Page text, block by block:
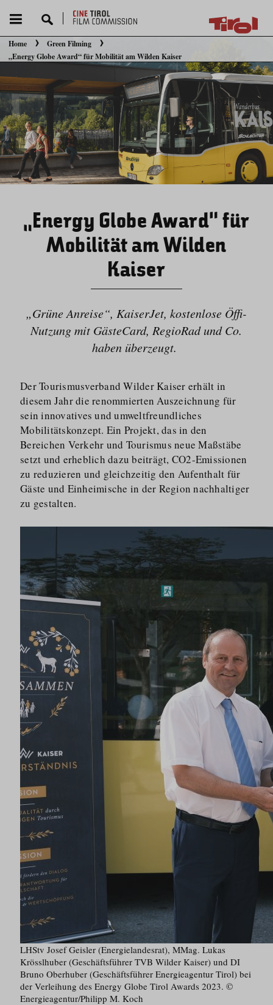
Sie befinden sich hier:
Home
Green Filming
„Energy Globe Award“ für Mobilität am Wilden Kaiser
„Energy Globe Award“ für
Mobilität am Wilden
Kaiser
„Grüne Anreise“, KaiserJet, kostenlose Öffi-
Nutzung mit GästeCard, RegioRad und Co.
haben überzeugt.
Der Tourismusverband Wilder Kaiser erhält in
diesem Jahr die renommierten Auszeichnung für
sein innovatives und umweltfreundliches
Mobilitätskonzept. Ein Projekt, das in den
Bereichen Verkehr und Tourismus neue Maßstäbe
setzt und erheblich dazu beiträgt, CO2-Emissionen
zu reduzieren und gleichzeitig den Aufenthalt für
Gäste und Einheimische in der Region nachhaltiger
zu gestalten.
LHStv Josef Geisler (Energielandesrat), MMag. Lukas
Krösslhuber (Geschäftsführer TVB Wilder Kaiser) und DI
Bruno Oberhuber (Geschäftsführer Energieagentur Tirol) bei
der Verleihung des Energy Globe Tirol Awards 2023. ©
Energieagentur/Philipp M. Koch